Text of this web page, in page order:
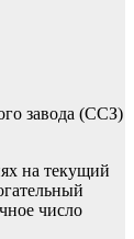
завода (ССЗ)
на текущий
число